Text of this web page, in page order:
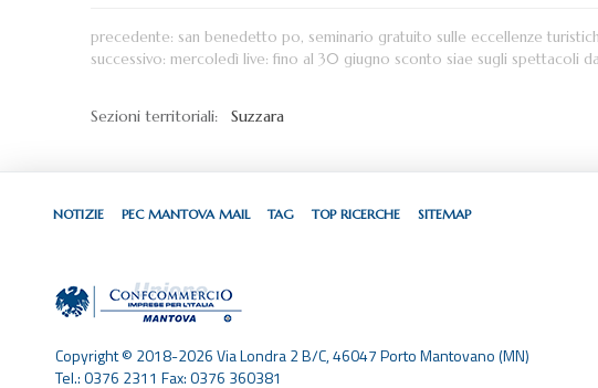
precedente: san benedetto po, seminario gratuito sulle eccellenze
successivo: mercoledì live: fino al 30 giugno sconto siae sugli spettacoli
Sezioni territoriali: Suzzara
NOTIZIE PEC MANTOVA MAIL TAG TOP RICERCHE SITEMAP
Copyright © 2018-2026 Via Londra 2 B/C, 46047 Porto Mantovano (MN)
Tel.: 0376 2311 Fax: 0376 360381